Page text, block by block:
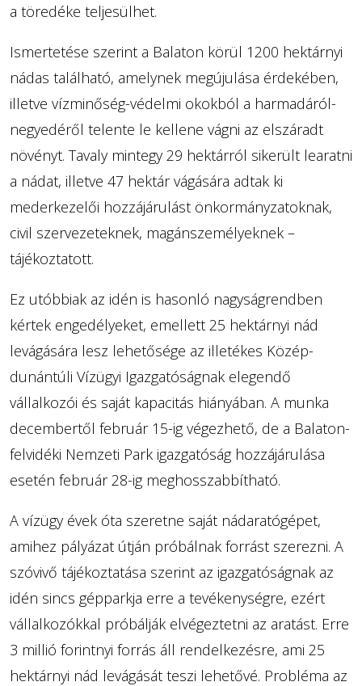
a töredéke teljesülhet.
Ismertetése szerint a Balaton körül 1200 hektárnyi
nádas található, amelynek megújulása érdekében,
illetve vízminőség-védelmi okokból a harmadáról-
negyedéről telente le kellene vágni az elszáradt
növényt. Tavaly mintegy 29 hektárról sikerült learatni
a nádat, illetve 47 hektár vágására adtak ki
mederkezelői hozzájárulást önkormányzatoknak,
civil szervezeteknek, magánszemélyeknek –
tájékoztatott.
Ez utóbbiak az idén is hasonló nagyságrendben
kértek engedélyeket, emellett 25 hektárnyi nád
levágására lesz lehetősége az illetékes Közép-
dunántúli Vízügyi Igazgatóságnak elegendő
vállalkozói és saját kapacitás hiányában. A munka
decembertől február 15-ig végezhető, de a Balaton-
felvidéki Nemzeti Park igazgatóság hozzájárulása
esetén február 28-ig meghosszabbítható.
A vízügy évek óta szeretne saját nádaratógépet,
amihez pályázat útján próbálnak forrást szerezni. A
szóvivő tájékoztatása szerint az igazgatóságnak az
idén sincs gépparkja erre a tevékenységre, ezért
vállalkozókkal próbálják elvégeztetni az aratást. Erre
3 millió forintnyi forrás áll rendelkezésre, ami 25
hektárnyi nád levágását teszi lehetővé. Probléma az